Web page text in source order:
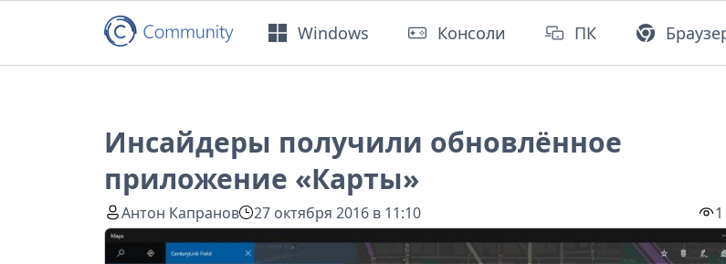
Windows Консоли ПК
Инсайдеры получили обновлённое
приложение «Карты»
Антон Капранов 27 октября 2016 в 11:10